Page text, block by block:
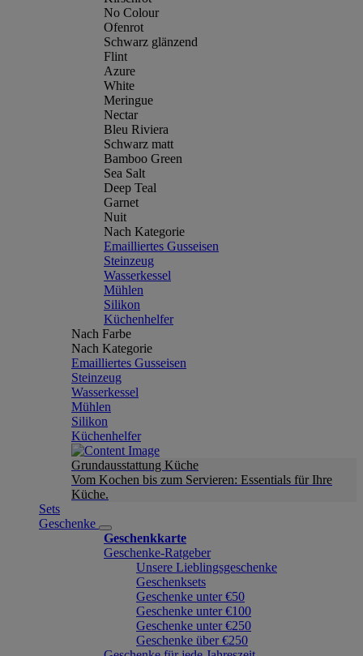
No Colour
Ofenrot
Schwarz glänzend
Flint
Azure
White
Meringue
Nectar
Bleu Riviera
Schwarz matt
Bamboo Green
Sea Salt
Deep Teal
Garnet
Nuit
Nach Kategorie
Emailliertes Gusseisen
Steinzeug
Wasserkessel
Mühlen
Silikon
Küchenhelfer
Nach Farbe
Nach Kategorie
Emailliertes Gusseisen
Steinzeug
Wasserkessel
Mühlen
Silikon
Küchenhelfer
Grundausstattung Küche
Vom Kochen bis zum Servieren: Essentials für Ihre
Küche.
Sets
Geschenke
Geschenkkarte
Geschenke-Ratgeber
Unsere Lieblingsgeschenke
Geschenksets
Geschenke unter €50
Geschenke unter €100
Geschenke unter €250
Geschenke über €250